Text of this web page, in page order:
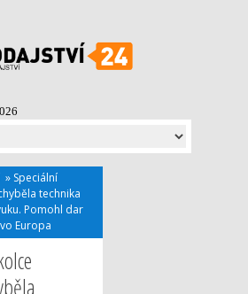
» Speciální
technika
Pomohl dar
Europa